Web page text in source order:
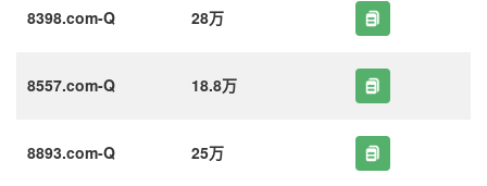
8398.com-Q 28万
8557.com-Q 18.8万
8893.com-Q 25万